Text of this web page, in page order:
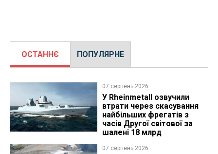
ОСТАННЄ ПОПУЛЯРНЕ
07 серпень 2026
У Rheinmetall озвучили
втрати через скасування
найбільших фрегатів з
часів Другої світової за
шалені 18 млрд
07 серпень 2026